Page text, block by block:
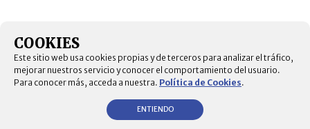
COOKIES
Este sitio web usa cookies propias y de terceros para analizar el tráfico,
mejorar nuestros servicio y conocer el comportamiento del usuario.
Para conocer más, acceda a nuestra. Política de Cookies.
ENTIENDO